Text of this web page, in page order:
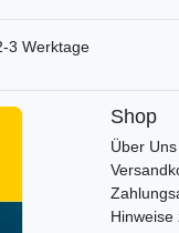
3 Werktage
Shop
Über Uns
Hinweise